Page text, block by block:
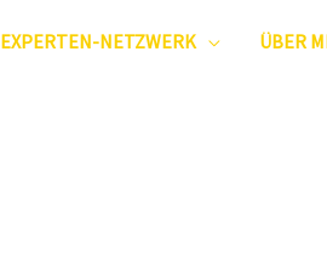
EXPERTEN-NETZWERK ÜBER